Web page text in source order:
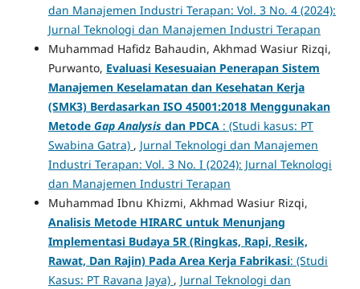
dan Manajemen Industri Terapan: Vol. 3 No. 4 (2024):
Jurnal Teknologi dan Manajemen Industri Terapan
Muhammad Hafidz Bahaudin, Akhmad Wasiur Rizqi,
Purwanto, Evaluasi Kesesuaian Penerapan Sistem
Manajemen Keselamatan dan Kesehatan Kerja
(SMK3) Berdasarkan ISO 45001:2018 Menggunakan
Metode Gap Analysis dan PDCA : (Studi kasus: PT
Swabina Gatra) , Jurnal Teknologi dan Manajemen
Industri Terapan: Vol. 3 No. I (2024): Jurnal Teknologi
dan Manajemen Industri Terapan
Muhammad Ibnu Khizmi, Akhmad Wasiur Rizqi,
Analisis Metode HIRARC untuk Menunjang
Implementasi Budaya 5R (Ringkas, Rapi, Resik,
Rawat, Dan Rajin) Pada Area Kerja Fabrikasi: (Studi
Kasus: PT Ravana Jaya) , Jurnal Teknologi dan